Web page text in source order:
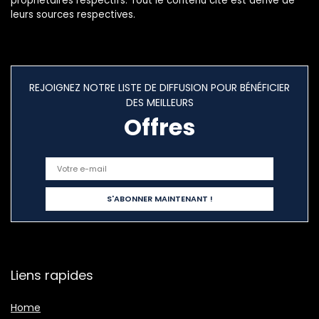
leurs sources respectives.
REJOIGNEZ NOTRE LISTE DE DIFFUSION POUR BÉNÉFICIER
DES MEILLEURS
Offres
Liens rapides
Home